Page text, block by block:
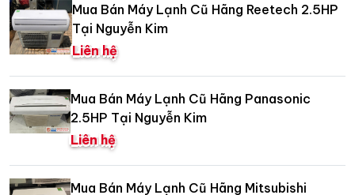
Mua Bán Máy Lạnh Cũ Hãng Reetech 2.5HP
Tại Nguyễn Kim
Liên hệ
Mua Bán Máy Lạnh Cũ Hãng Panasonic
2.5HP Tại Nguyễn Kim
Liên hệ
Mua Bán Máy Lạnh Cũ Hãng Mitsubishi